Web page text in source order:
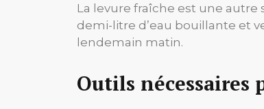
La levure fraîche est une
demi-litre d’eau bouillante et
lendemain matin.
Outils nécessaires